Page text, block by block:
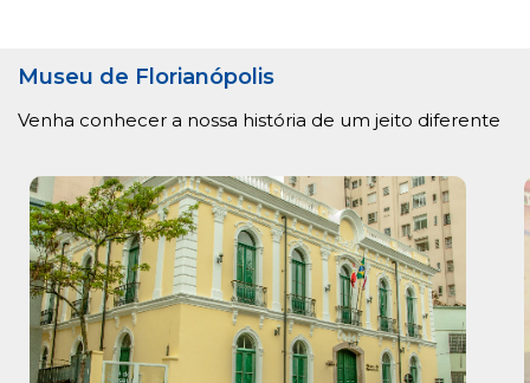
Museu de Florianópolis
Venha conhecer a nossa história de um jeito diferente